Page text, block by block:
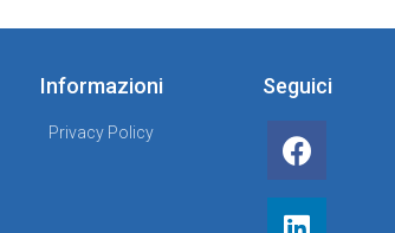
Informazioni
Privacy Policy
Seguici